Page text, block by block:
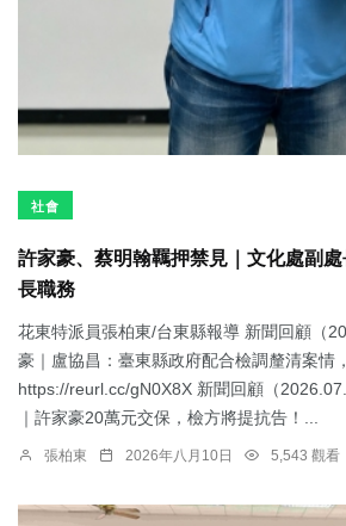
社會
許家豪、蔡明翰羈押禁見｜文化處副
長職務
花東特派員張柏東/台東縣報導 新聞回顧（
豪｜盧協昌：臺東縣政府配合檢調釐清案情
https://reurl.cc/gN0X8X 新聞回顧（
｜許家豪20萬元交保，檢方將提抗告！...
張柏東 2026年八月10日 5,543 觀看